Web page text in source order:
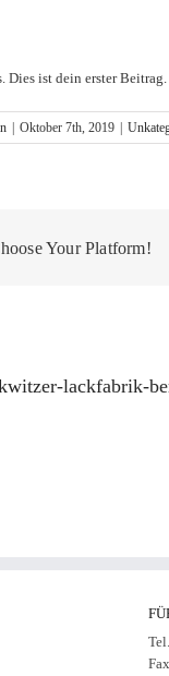
Dies ist dein erster
Oktober 7th, 2019
Your Platform!
lackfabrik-